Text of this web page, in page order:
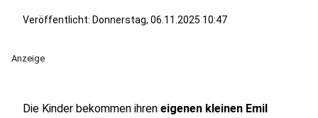
Veröffentlicht: Donnerstag, 06.11.2025 10:47
Anzeige
Die Kinder bekommen ihren eigenen kleinen Emil